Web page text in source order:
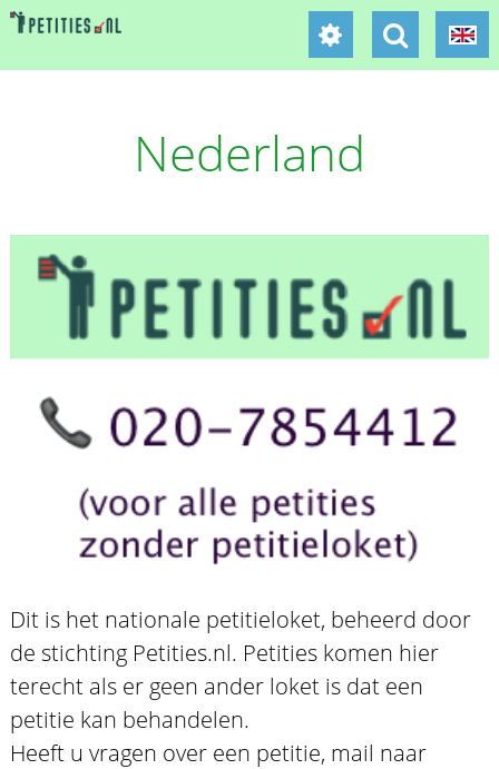
Nederland
Dit is het nationale petitieloket, beheerd door
de stichting Petities.nl. Petities komen hier
terecht als er geen ander loket is dat een
petitie kan behandelen.
Heeft u vragen over een petitie, mail naar